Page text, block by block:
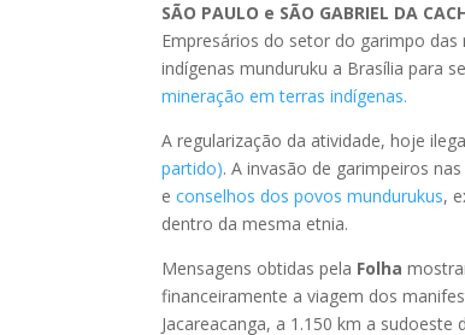
SÃO PAULO e SÃO GABRIEL DA
Empresários do setor do garimpo
indígenas munduruku a Brasília para
mineração em terras indígenas.
A regularização da atividade, hoje
partido). A invasão de garimpeiros
econselhos dos povos mundurukus,
dentro da mesma etnia.
Mensagens obtidas pela Folha
financeiramente a viagem dos
Jacareacanga, a 1.150 km a